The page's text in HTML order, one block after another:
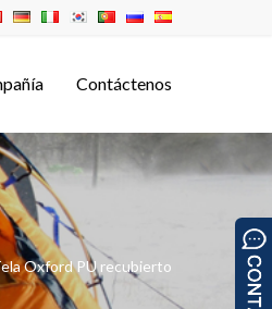
Contáctenos
Oxford PU recubierto